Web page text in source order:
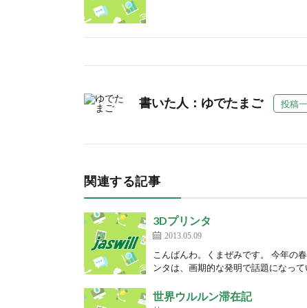
書いた人：ゆでたまご 投稿
関連する記事
3Dプリンタ
2013.05.09
こんばんわ。くまぜみです。 今年の
ンタは、画期的な発明で話題になっ
世界ウルルン滞在記